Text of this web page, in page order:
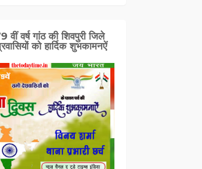
वीं वर्ष गांठ की शिवपुरी जिले
को हार्दिक शुभकामनऐं